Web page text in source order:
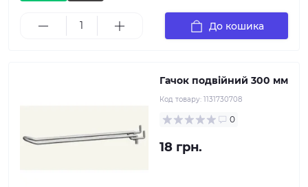
До кошика
Гачок подвійний 300 мм
Код товару: 1131730708
0
18 грн.